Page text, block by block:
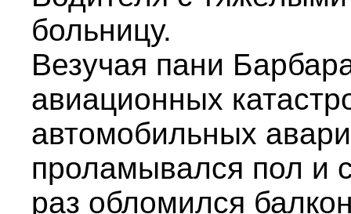
больницу.
Везучая пани
авиационных
автомобильных
проламывался пол и
раз обломился